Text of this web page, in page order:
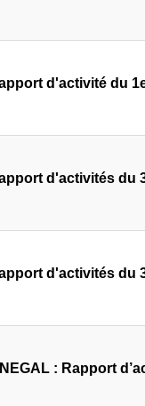
d'activité du
d'activités du
d'activités du
: Rapport